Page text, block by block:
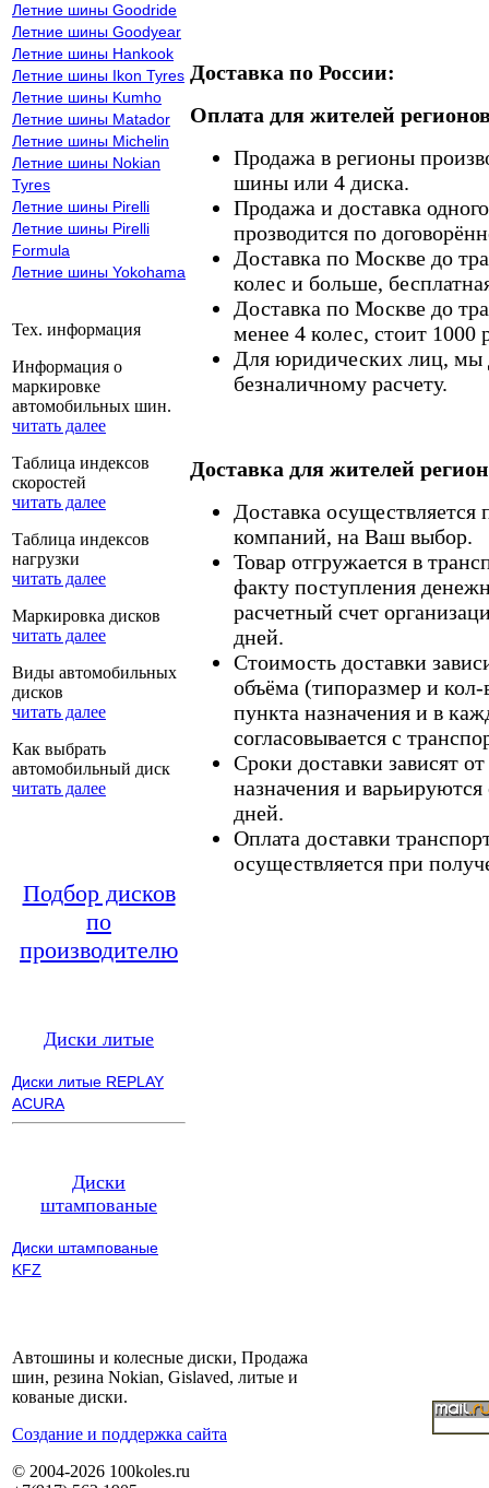
Летние шины Goodride
Летние шины Goodyear
Летние шины Hankook
Летние шины Ikon Tyres
Летние шины Kumho
Летние шины Matador
Летние шины Michelin
Летние шины Nokian
Tyres
Летние шины Pirelli
Летние шины Pirelli
Formula
Летние шины Yokohama
Тех. информация
Информация о
маркировке
автомобильных шин.
читать далее
Таблица индексов
скоростей
читать далее
Таблица индексов
нагрузки
читать далее
Маркировка дисков
читать далее
Виды автомобильных
дисков
читать далее
Как выбрать
автомобильный диск
читать далее
Подбор дисков
по
производителю
Диски литые
Диски литые REPLAY
ACURA
Диски
штампованые
Диски штампованые
KFZ
Доставка по России:
Оплата для жителей
Продажа в регионы
шины или 4 диска.
Продажа и доставка
прозводится по
Доставка по Москве до
колес и больше,
Доставка по Москве до
менее 4 колес, стоит 1000
Для юридических лиц, мы
безналичному расчету.
Доставка для жителей
Доставка
компаний, на Ваш выбор.
Товар отгружается в
факту поступления
расчетный счет
дней.
Стоимость доставки
объёма (типоразмер и кол-
пункта назначения и в
согласовывается с
Сроки доставки зависят
назначения и
дней.
Оплата доставки
осуществляется при
Автошины и колесные диски, Продажа
шин, резина Nokian, Gislaved, литые и
кованые диски.
Cоздание и поддержка сайта
© 2004-2026 100koles.ru